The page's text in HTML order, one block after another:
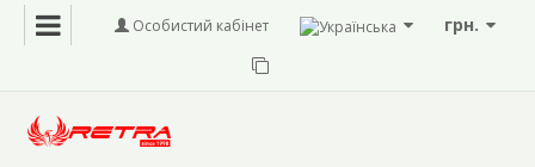
грн.
Особистий кабінет